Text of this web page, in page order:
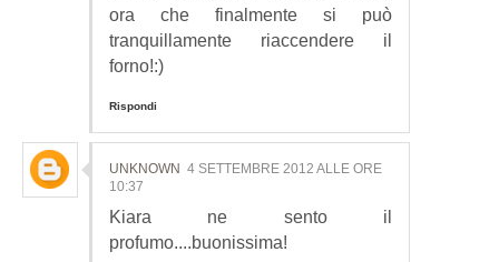
ora che finalmente si può
tranquillamente riaccendere il
forno!:)
Rispondi
UNKNOWN 4 SETTEMBRE 2012 ALLE ORE
10:37
Kiara ne sento il
profumo....buonissima!